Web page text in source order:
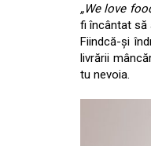
„We love
fi încântat să
Fiindcă-şi
livrării
tu nevoia.